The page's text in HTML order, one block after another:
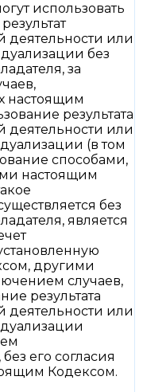
использовать
деятельности или
без
за
настоящим
результата
деятельности или
(в том
способами,
настоящим
без
является
другими
случаев,
результата
деятельности или
его согласия
Кодексом.